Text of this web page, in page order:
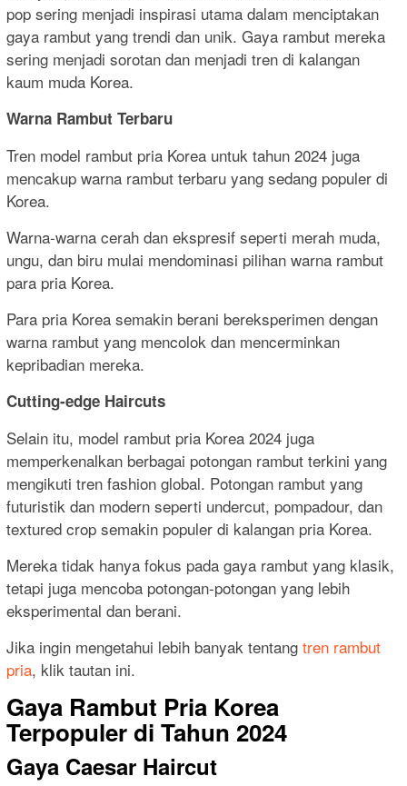
pop sering menjadi inspirasi utama dalam menciptakan
gaya rambut yang trendi dan unik. Gaya rambut mereka
sering menjadi sorotan dan menjadi tren di kalangan
kaum muda Korea.
Warna Rambut Terbaru
Tren model rambut pria Korea untuk tahun 2024 juga
mencakup warna rambut terbaru yang sedang populer di
Korea.
Warna-warna cerah dan ekspresif seperti merah muda,
ungu, dan biru mulai mendominasi pilihan warna rambut
para pria Korea.
Para pria Korea semakin berani bereksperimen dengan
warna rambut yang mencolok dan mencerminkan
kepribadian mereka.
Cutting-edge Haircuts
Selain itu, model rambut pria Korea 2024 juga
memperkenalkan berbagai potongan rambut terkini yang
mengikuti tren fashion global. Potongan rambut yang
futuristik dan modern seperti undercut, pompadour, dan
textured crop semakin populer di kalangan pria Korea.
Mereka tidak hanya fokus pada gaya rambut yang klasik,
tetapi juga mencoba potongan-potongan yang lebih
eksperimental dan berani.
Jika ingin mengetahui lebih banyak tentang tren rambut
pria, klik tautan ini.
Gaya Rambut Pria Korea
Terpopuler di Tahun 2024
Gaya Caesar Haircut